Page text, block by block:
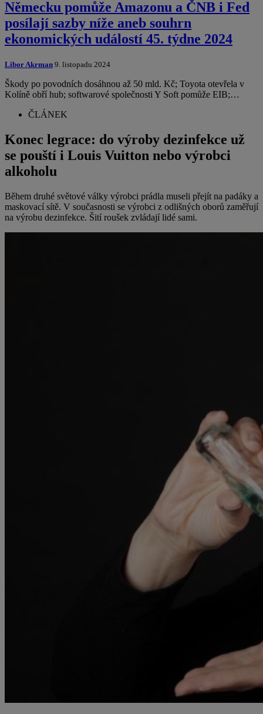
Německu pomůže Amazonu a ČNB i Fed
posílají sazby níže aneb souhrn
ekonomických událostí 45. týdne 2024
Libor Akrman 9. listopadu 2024
Škody po povodních dosáhnou až 50 mld. Kč; Toyota otevřela v
Kolíně obří hub; softwarové společnosti Y Soft pomůže EIB;…
ČLÁNEK
Konec legrace: do výroby dezinfekce už
se pouští i Louis Vuitton nebo výrobci
alkoholu
Během druhé světové války výrobci prádla museli přejít na padáky a
maskovací sítě. V současnosti se výrobci z odlišných oborů zaměřují
na výrobu dezinfekce. Šití roušek zvládají lidé sami.